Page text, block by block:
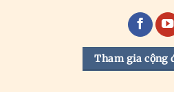
Tham gia cộng